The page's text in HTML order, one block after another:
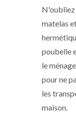
N'oubliez
matelas
poubelle
le
pour ne
les
maison.